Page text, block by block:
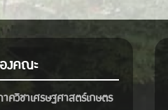
งคณะ
ควิชาเศรษฐศาสตร์เกษตร